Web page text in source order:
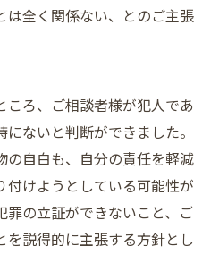
は全く関係ない、とのご主張
ろ、ご相談者様が犯人であ
ないと判断ができました。
の自白も、自分の責任を軽減
付けようとしている可能性が
の立証ができないこと、ご
説得的に主張する方針とし